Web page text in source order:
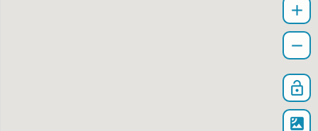
add
remove
lock_open
satellite